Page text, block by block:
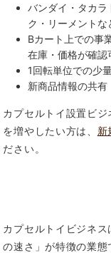
バンダイ・タカラ
ク・リーメント
Bカート上での事
在庫・価格が確認
1回転単位での少
新商品情報の共有
カプセルトイ設置ビ
を増やしたい方は、 新
ださい。
カプセルトイビジネ
の速さ」が特徴の業